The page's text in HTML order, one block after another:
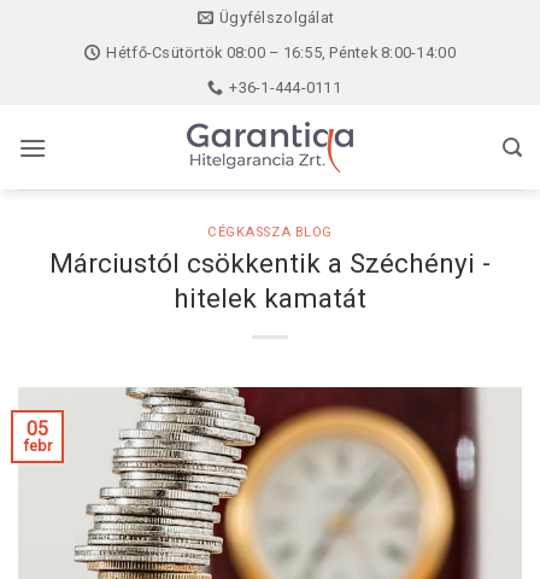
Ügyfélszolgálat
Hétfő-Csütörtök 08:00 – 16:55, Péntek 8:00-14:00
+36-1-444-0111
CÉGKASSZA BLOG
Márciustól csökkentik a Széchényi -
hitelek kamatát
05
febr